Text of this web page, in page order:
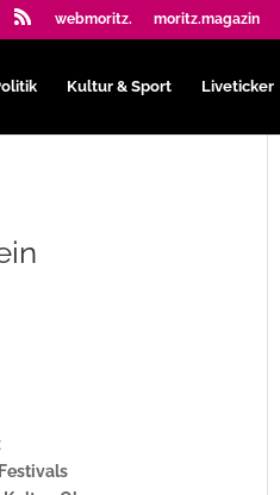
webmoritz. moritz.magazin
Kultur & Sport Liveticker